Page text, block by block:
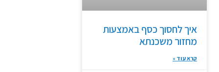
איך לחסוך כסף באמצעות
מחזור משכנתא
קרא עוד »